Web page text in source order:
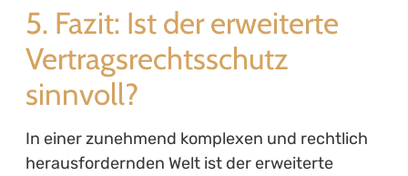
5. Fazit: Ist der erweiterte
Vertragsrechtsschutz
sinnvoll?
In einer zunehmend komplexen und rechtlich
herausfordernden Welt ist der erweiterte